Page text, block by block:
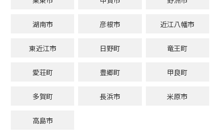
湖南市 彦根市 近江八幡市
東近江市 日野町 竜王町
愛荘町 豊郷町 甲良町
多賀町 長浜市 米原市
高島市